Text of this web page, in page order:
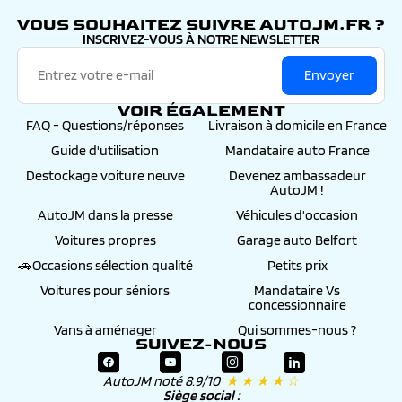
VOUS SOUHAITEZ SUIVRE AUTOJM.FR ?
INSCRIVEZ-VOUS À NOTRE NEWSLETTER
Envoyer
VOIR ÉGALEMENT
FAQ - Questions/réponses
Livraison à domicile en France
Guide d'utilisation
Mandataire auto France
Destockage voiture neuve
Devenez ambassadeur
AutoJM !
AutoJM dans la presse
Véhicules d'occasion
Voitures propres
Garage auto Belfort
🚗Occasions sélection qualité
Petits prix
Voitures pour séniors
Mandataire Vs
concessionnaire
Vans à aménager
Qui sommes-nous ?
SUIVEZ-NOUS
AutoJM noté 8.9/10 ★ ★ ★ ★ ☆
Siège social :